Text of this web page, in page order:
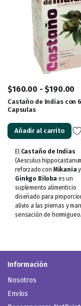
$160.00 -$190.00
Castaño de Indias con
Capsulas
Añadir al carrito
El Castaño de Indias
(Aesculus
reforzado con Mikaniay
Ginkgo Bilobaes un
suplemento alimenticio
diseñado para
alivio a las piernas y
sensación de hormigueo.
Información
Nosotros
Envíos